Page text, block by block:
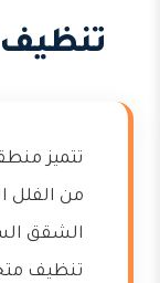
تنظيف
تتميز
من الفلل
الشقق
تنظيف